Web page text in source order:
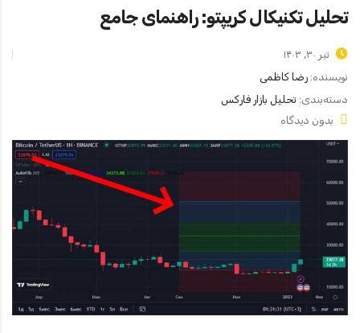
تحلیل تکنیکال کریپتو: راهنمای جامع
تیر ۳۰, ۱۴۰۳
نویسنده: رضا کاظمی
دسته‌بندی: تحلیل بازار فارکس
بدون دیدگاه